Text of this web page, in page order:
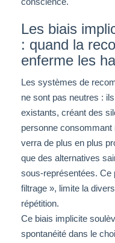
Les biais
: quand la
enferme les
Les systèmes de
ne sont pas neutres :
existants, créant des
personne consommant
verra de plus en plus
que des alternatives
sous-représentées. Ce
filtrage », limite la
répétition.
Ce biais implicite
spontanéité dans le